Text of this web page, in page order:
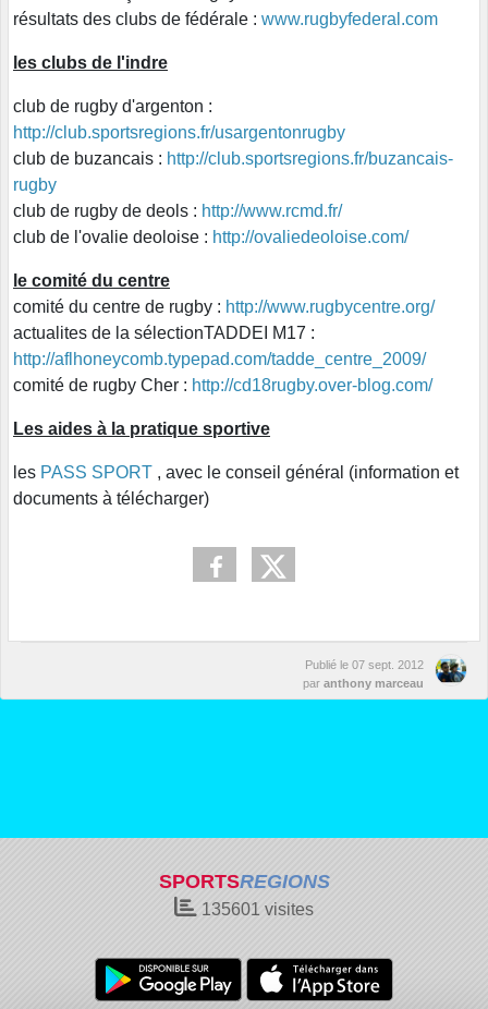
résultats des clubs de fédérale : www.rugbyfederal.com
les clubs de l'indre
club de rugby d'argenton :
http://club.sportsregions.fr/usargentonrugby
club de buzancais : http://club.sportsregions.fr/buzancais-
rugby
club de rugby de deols : http://www.rcmd.fr/
club de l'ovalie deoloise : http://ovaliedeoloise.com/
le comité du centre
comité du centre de rugby : http://www.rugbycentre.org/
actualites de la sélectionTADDEI M17 :
http://aflhoneycomb.typepad.com/tadde_centre_2009/
comité de rugby Cher : http://cd18rugby.over-blog.com/
Les aides à la pratique sportive
les PASS SPORT , avec le conseil général (information et
documents à télécharger)
Publié le 07 sept. 2012
par anthony marceau
SPORTSREGIONS
135601 visites